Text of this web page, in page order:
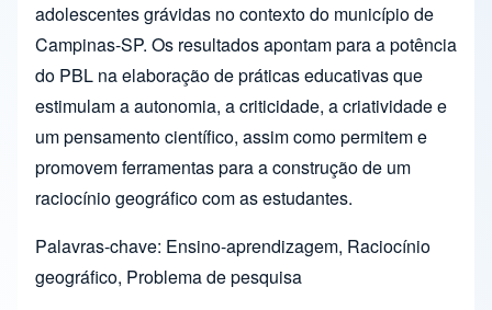
adolescentes grávidas no contexto do município de
Campinas-SP. Os resultados apontam para a potência
do PBL na elaboração de práticas educativas que
estimulam a autonomia, a criticidade, a criatividade e
um pensamento científico, assim como permitem e
promovem ferramentas para a construção de um
raciocínio geográfico com as estudantes.
Palavras-chave: Ensino-aprendizagem, Raciocínio
geográfico, Problema de pesquisa